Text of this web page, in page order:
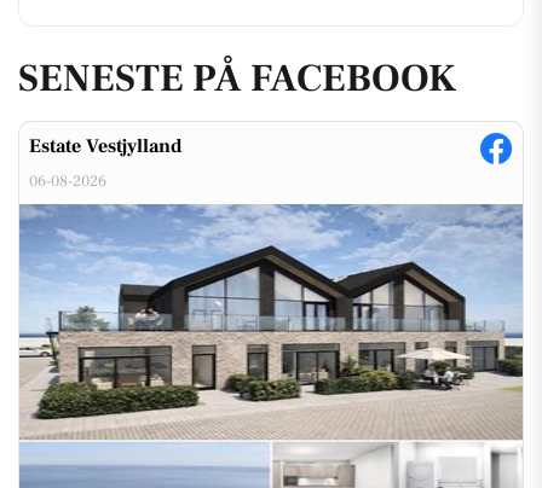
SENESTE PÅ FACEBOOK
Estate Vestjylland
06-08-2026